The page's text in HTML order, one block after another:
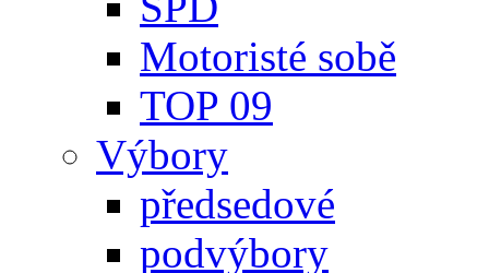
Motoristé sobě
TOP 09
Výbory
předsedové
podvýbory